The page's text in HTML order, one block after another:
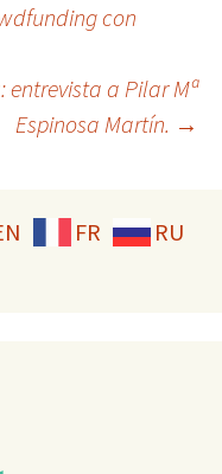
con
entrevista a Pilar Mª
Espinosa Martín. →
FR
RU